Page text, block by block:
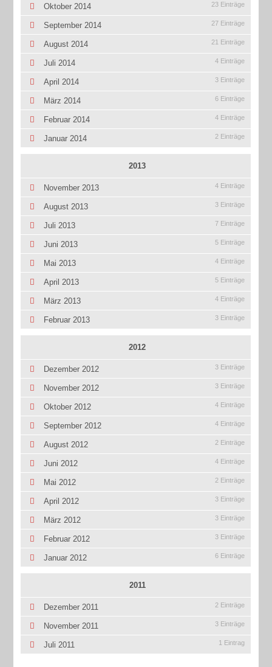
Oktober 2014 23 Einträge
September 2014 27 Einträge
August 2014 21 Einträge
Juli 2014 4 Einträge
April 2014 3 Einträge
März 2014 6 Einträge
Februar 2014 4 Einträge
Januar 2014 2 Einträge
2013
November 2013 4 Einträge
August 2013 3 Einträge
Juli 2013 7 Einträge
Juni 2013 5 Einträge
Mai 2013 4 Einträge
April 2013 5 Einträge
März 2013 4 Einträge
Februar 2013 3 Einträge
2012
Dezember 2012 3 Einträge
November 2012 3 Einträge
Oktober 2012 4 Einträge
September 2012 4 Einträge
August 2012 2 Einträge
Juni 2012 4 Einträge
Mai 2012 2 Einträge
April 2012 3 Einträge
März 2012 3 Einträge
Februar 2012 3 Einträge
Januar 2012 6 Einträge
2011
Dezember 2011 2 Einträge
November 2011 3 Einträge
Juli 2011 1 Eintrag